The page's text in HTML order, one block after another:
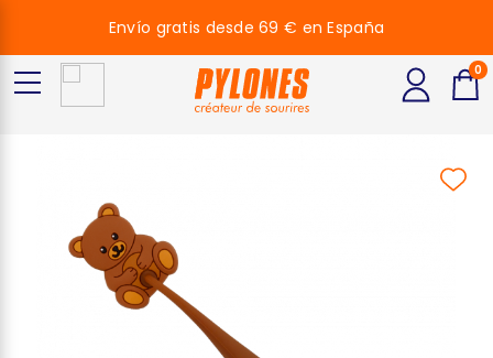
Envío gratis desde 69 € en España
0